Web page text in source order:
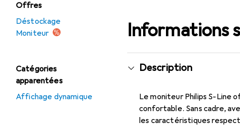
Offres
Déstockage
Moniteur
Catégories
apparentées
Affichage dynamique
Informations
Description
Le moniteur Philips S-Line
confortable. Sans cadre,
les caractéristiques